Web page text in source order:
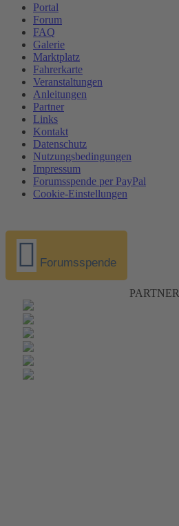
Portal
Forum
FAQ
Galerie
Marktplatz
Fahrerkarte
Veranstaltungen
Anleitungen
Partner
Links
Kontakt
Datenschutz
Nutzungsbedingungen
Impressum
Forumsspende per PayPal
Cookie-Einstellungen
Forumsspende
PARTNER